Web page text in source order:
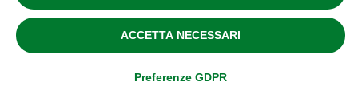
©2026 Pigreco Group srl – Tutti i diritti riservati
Sito realizzato daImaginaria
ACCETTA NECESSARI
Preferenze GDPR